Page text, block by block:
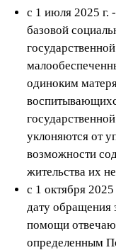
с 1 июля 2025 г.
базовой
одиноким
уклоняются от
возможности
жительства их
с 1 октября
дату обращения
помощи
определенным